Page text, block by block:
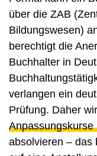
über die ZAB
Bildungswesen)
berechtigt die
Buchhalter in
verlangen ein
Prüfung. Daher
absolvieren – das